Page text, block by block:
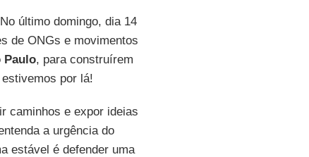
último domingo, dia 14
de ONGs e movimentos
Paulo, para construírem
por lá!
caminhos e expor ideias
a urgência do
estável é defender uma